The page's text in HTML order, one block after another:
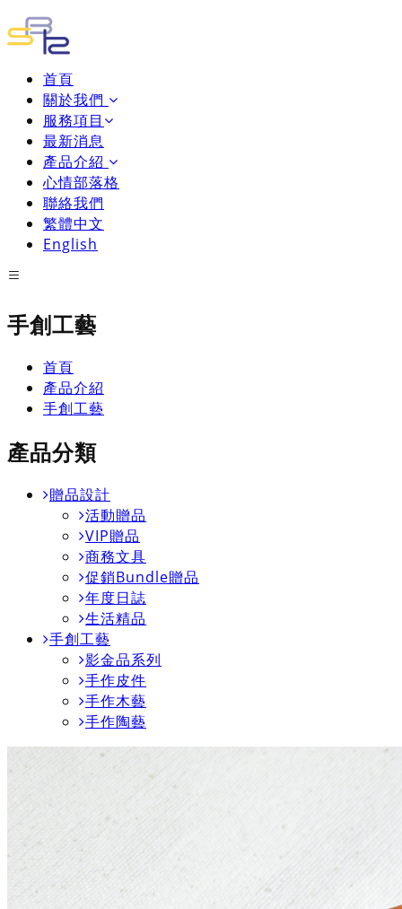
首頁
關於我們
服務項目
最新消息
產品介紹
心情部落格
聯絡我們
繁體中文
English
手創工藝
首頁
產品介紹
手創工藝
產品分類
贈品設計
活動贈品
VIP贈品
商務文具
促銷Bundle贈品
年度日誌
生活精品
手創工藝
影金品系列
手作皮件
手作木藝
手作陶藝